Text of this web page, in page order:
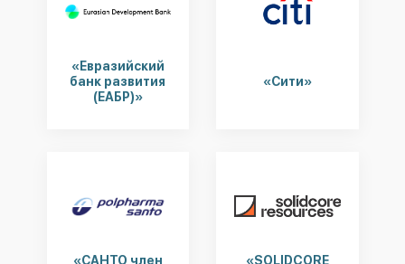
«Евразийский
банк развития
(ЕАБР)»
«Сити»
«САНТО член
«SOLIDCORE